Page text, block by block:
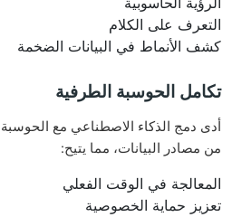
التعرف على الكلام
كشف الأنماط في البيانات الضخمة
تكامل الحوسبة الطرفية
أدى دمج الذكاء الاصطناعي مع
من مصادر البيانات، مما يتيح:
المعالجة في الوقت الفعلي
تعزيز حماية الخصوصية